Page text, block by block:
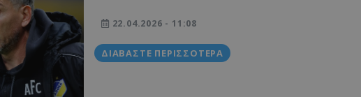
ενδεκάδα)
22.04.2026 - 11:08
ΔΙΑΒΆΣΤΕ ΠΕΡΙΣΣΌΤΕΡΑ